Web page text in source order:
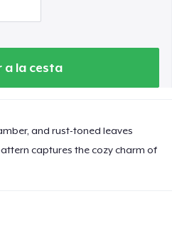
a la cesta
and rust-toned leaves
captures the cozy charm of
Crewneck Sweatshirt
Tee